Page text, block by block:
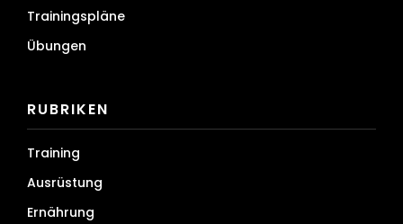
Trainingspläne
Übungen
RUBRIKEN
Training
Ausrüstung
Ernährung